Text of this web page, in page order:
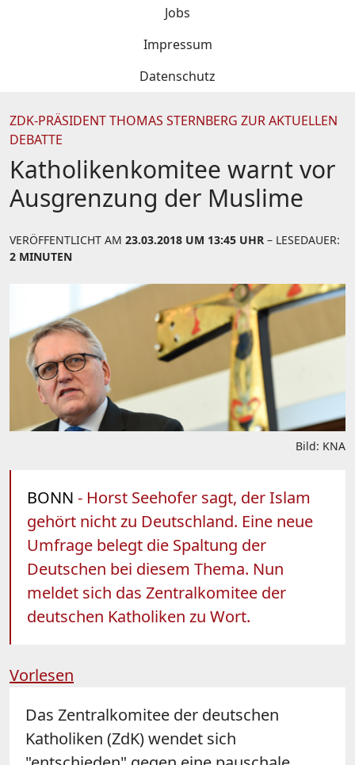
Jobs
Impressum
Datenschutz
ZDK-PRÄSIDENT THOMAS STERNBERG ZUR AKTUELLEN
DEBATTE
Katholikenkomitee warnt vor
Ausgrenzung der Muslime
VERÖFFENTLICHT AM 23.03.2018 UM 13:45 UHR – LESEDAUER:
2 MINUTEN
Bild: KNA
BONN - Horst Seehofer sagt, der Islam
gehört nicht zu Deutschland. Eine neue
Umfrage belegt die Spaltung der
Deutschen bei diesem Thema. Nun
meldet sich das Zentralkomitee der
deutschen Katholiken zu Wort.
Vorlesen
Das Zentralkomitee der deutschen
Katholiken (ZdK) wendet sich